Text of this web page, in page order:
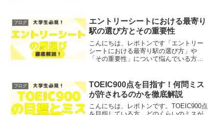
記事は次のような人におすすめ！英語の
基本文型を理解したい...
ブログ
エントリーシートにおける最寄り
駅の選び方とその重要性
こんにちは、レポトンです「エントリー
シートにおける最寄り駅の選び方」や
「その重要性」について悩んでいる方は
すく解説します！レポトンこの記事は次
のような人におすすめ！エン...
ブログ
TOEIC900点を目指す！何問ミス
が許されるのかを徹底解説
こんにちは、レポトンです。TOEIC900点